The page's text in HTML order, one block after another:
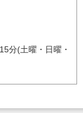
分(土曜・日曜・